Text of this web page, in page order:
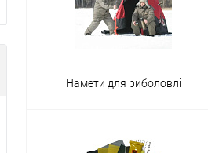
Намети для риболовлі